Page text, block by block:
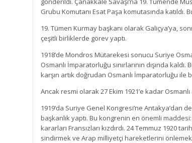
Grubu Komutanı Esat Paşa komutasında katıldı.
19. Tümen Kurmay başkanı olarak Galiçya’ya,
çeşitli birliklerde görev yaptı.
1918’de Mondros Mütarekesi sonucu Suriye
Osmanlı İmparatorluğu sınırlarının dışında
karşın artık doğrudan Osmanlı İmparatorluğu ile
Ancak resmi olarak 27 Ekim 1921’e kadar
1919’da Suriye Genel Kongresi’ne Antakya’dan
başkanlık yaptı. Bu kongrenin en önemli maddesi:
kararları Fransızları kızdırdı. 24 Temmuz 1920
sindirmek ve Arap milliyetçi hareketlerini